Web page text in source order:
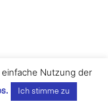
Nutzung der
Ich stimme zu